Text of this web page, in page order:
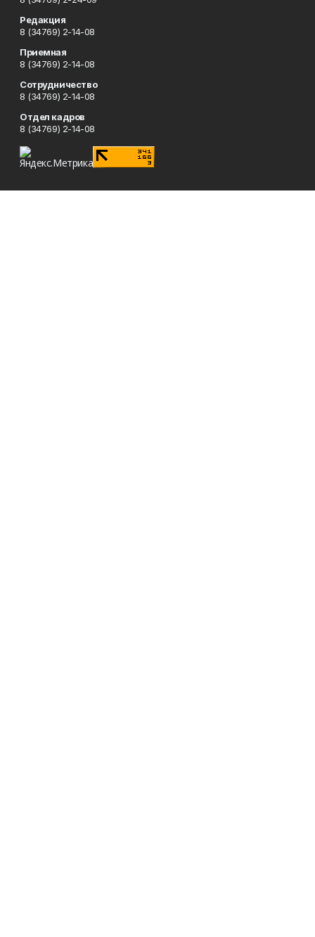
Редакция
8 (34769) 2-14-08
Приемная
8 (34769) 2-14-08
Сотрудничество
8 (34769) 2-14-08
Отдел кадров
8 (34769) 2-14-08